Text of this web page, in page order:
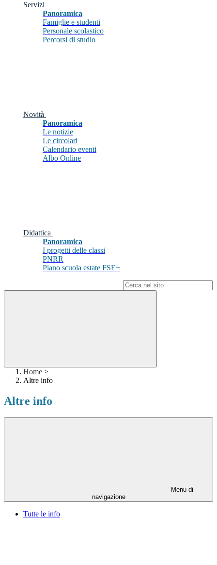
Servizi
Panoramica
Famiglie e studenti
Personale scolastico
Percorsi di studio
Novità
Panoramica
Le notizie
Le circolari
Calendario eventi
Albo Online
Didattica
Panoramica
I progetti delle classi
PNRR
Piano scuola estate FSE+
Home >
Altre info
Altre info
Menu di
navigazione
Tutte le info